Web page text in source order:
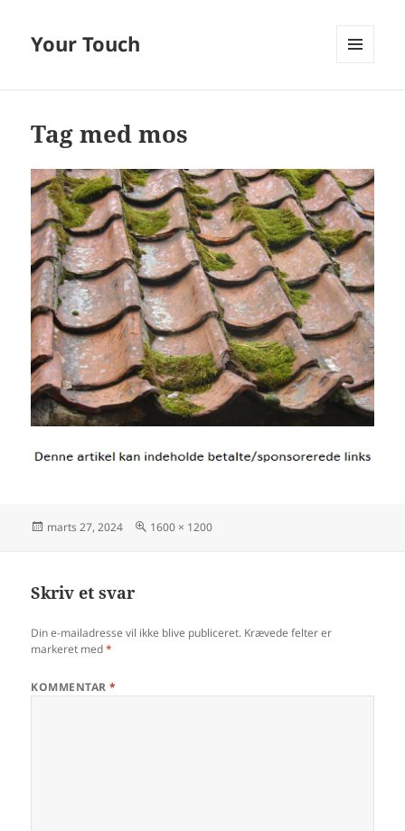
Your Touch
Tag med mos
Udgivet
marts 27, 2024
Fuld
1600 × 1200
Skriv et svar
Din e-mailadresse vil ikke blive publiceret. Krævede felter er
markeret med*
KOMMENTAR*